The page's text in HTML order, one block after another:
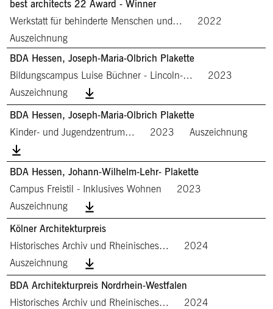
best architects 22 Award - Winner
Werkstatt für behinderte Menschen und…
2022
Auszeichnung
BDA Hessen, Joseph-Maria-Olbrich Plakette
Bildungscampus Luise Büchner - Lincoln-…
2023
Auszeichnung
BDA Hessen, Joseph-Maria-Olbrich Plakette
Kinder- und Jugendzentrum…
2023 Auszeichnung
BDA Hessen, Johann-Wilhelm-Lehr- Plakette
Campus Freistil - Inklusives Wohnen
2023
Auszeichnung
Kölner Architekturpreis
Historisches Archiv und Rheinisches…
2024
Auszeichnung
BDA Architekturpreis Nordrhein-Westfalen
Historisches Archiv und Rheinisches…
2024